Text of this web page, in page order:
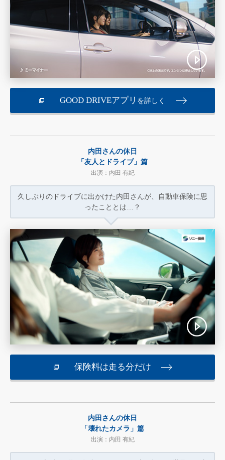
GOOD DRIVEアプリ を詳しく
内田さんの休日
「友人とドライブ」篇
出演：内田 有紀
久しぶりのドライブに出かけた内田さんが、
自動車保険に思
ったこととは…？
保険料は走る分だけ
内田さんの休日
「壊れたカメラ」篇
出演：内田 有紀